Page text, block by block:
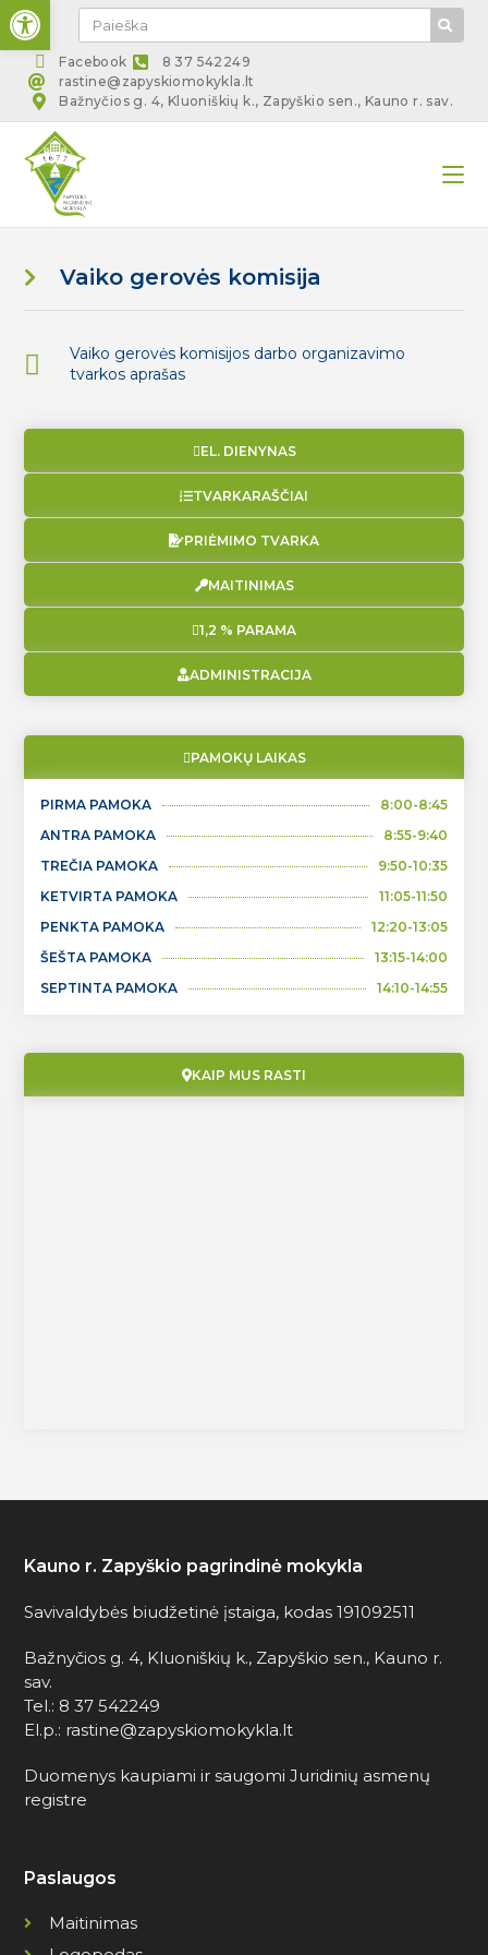
Open toolbar
Facebook
8 37 542249
rastine@zapyskiomokykla.lt
Bažnyčios g. 4, Kluoniškių k., Zapyškio sen., Kauno r. sav.
Vaiko gerovės komisija
Vaiko gerovės komisijos darbo organizavimo
tvarkos aprašas
EL. DIENYNAS
TVARKARAŠČIAI
PRIĖMIMO TVARKA
MAITINIMAS
1,2 % PARAMA
ADMINISTRACIJA
PAMOKŲ LAIKAS
PIRMA PAMOKA
8:00-8:45
ANTRA PAMOKA
8:55-9:40
TREČIA PAMOKA
9:50-10:35
KETVIRTA PAMOKA
11:05-11:50
PENKTA PAMOKA
12:20-13:05
ŠEŠTA PAMOKA
13:15-14:00
SEPTINTA PAMOKA
14:10-14:55
KAIP MUS RASTI
Kauno r. Zapyškio pagrindinė mokykla
Savivaldybės biudžetinė įstaiga, kodas 191092511
Bažnyčios g. 4, Kluoniškių k., Zapyškio sen., Kauno r.
sav.
Tel.: 8 37 542249
El.p.: rastine@zapyskiomokykla.lt
Duomenys kaupiami ir saugomi Juridinių asmenų
registre
Paslaugos
Maitinimas